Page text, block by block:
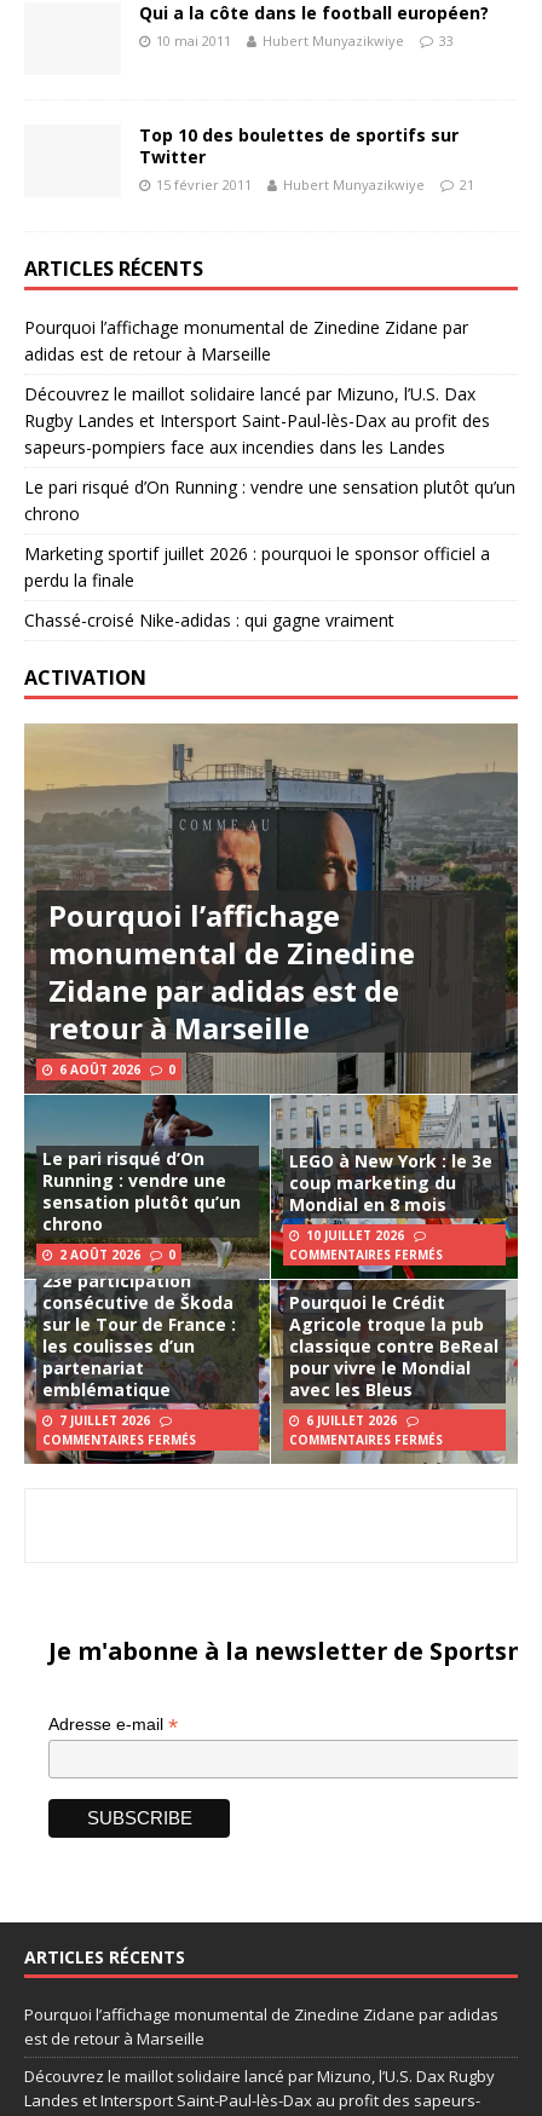
Qui a la côte dans le football européen?
10 mai 2011 Hubert Munyazikwiye 33
Top 10 des boulettes de sportifs sur
Twitter
15 février 2011 Hubert Munyazikwiye 21
ARTICLES RÉCENTS
Pourquoi l’affichage monumental de Zinedine Zidane par
adidas est de retour à Marseille
Découvrez le maillot solidaire lancé par Mizuno, l’U.S. Dax
Rugby Landes et Intersport Saint-Paul-lès-Dax au profit des
sapeurs-pompiers face aux incendies dans les Landes
Le pari risqué d’On Running : vendre une sensation plutôt qu’un
chrono
Marketing sportif juillet 2026 : pourquoi le sponsor officiel a
perdu la finale
Chassé-croisé Nike-adidas : qui gagne vraiment
ACTIVATION
Pourquoi l’affichage
monumental de Zinedine
Zidane par adidas est de
retour à Marseille
6 AOÛT 2026 0
Le pari risqué d’On
Running : vendre une
sensation plutôt qu’un
chrono
2 AOÛT 2026 0
LEGO à New York : le 3e
coup marketing du
Mondial en 8 mois
10 JUILLET 2026
COMMENTAIRES FERMÉS
23e participation
consécutive de Škoda
sur le Tour de France :
les coulisses d’un
partenariat
emblématique
7 JUILLET 2026
COMMENTAIRES FERMÉS
Pourquoi le Crédit
Agricole troque la pub
classique contre BeReal
pour vivre le Mondial
avec les Bleus
6 JUILLET 2026
COMMENTAIRES FERMÉS
Je m'abonne à la newsletter de
Adresse e-mail *
ARTICLES RÉCENTS
Pourquoi l’affichage monumental de Zinedine Zidane par adidas
est de retour à Marseille
Découvrez le maillot solidaire lancé par Mizuno, l’U.S. Dax Rugby
Landes et Intersport Saint-Paul-lès-Dax au profit des sapeurs-